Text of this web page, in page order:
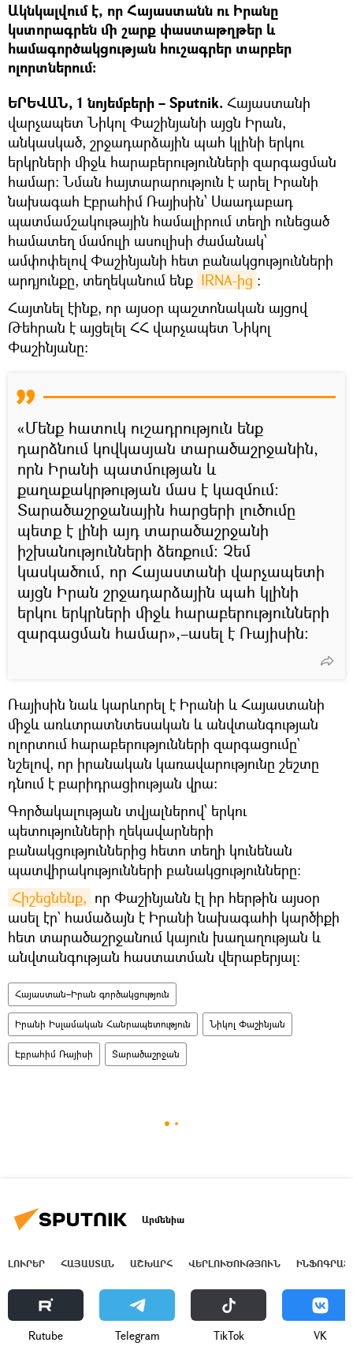
Ակնկալվում է, որ Հայաստանն ու Իրանը
կստորագրեն մի շարք փաստաթղթեր և
համագործակցության հուշագրեր տարբեր
ոլորտներում։
ԵՐԵՎԱՆ, 1 նոյեմբերի – Sputnik. Հայաստանի
վարչապետ Նիկոլ Փաշինյանի այցն Իրան,
անկասկած, շրջադարձային պահ կլինի երկու
երկրների միջև հարաբերությունների զարգացման
համար։ Նման հայտարարություն է արել Իրանի
նախագահ Էբրահիմ Ռայիսին՝ Սաադաբադ
պատմամշակութային համալիրում տեղի ունեցած
համատեղ մամուլի ասուլիսի ժամանակ՝
ամփոփելով Փաշինյանի հետ բանակցությունների
արդյունքը, տեղեկանում ենք IRNA-ից ։
Հայտնել էինք, որ այսօր պաշտոնական այցով
Թեհրան է այցելել ՀՀ վարչապետ Նիկոլ
Փաշինյանը։
«Մենք հատուկ ուշադրություն ենք
դարձնում կովկասյան տարածաշրջանին,
որն Իրանի պատմության և
քաղաքակրթության մաս է կազմում։
Տարածաշրջանային հարցերի լուծումը
պետք է լինի այդ տարածաշրջանի
իշխանությունների ձեռքում։ Չեմ
կասկածում, որ Հայաստանի վարչապետի
այցն Իրան շրջադարձային պահ կլինի
երկու երկրների միջև հարաբերությունների
զարգացման համար»,–ասել է Ռայիսին։
Ռայիսին նաև կարևորել է Իրանի և Հայաստանի
միջև առևտրատնտեսական և անվտանգության
ոլորտում հարաբերությունների զարգացումը`
նշելով, որ իրանական կառավարությունը շեշտը
դնում է բարիդրացիության վրա։
Գործակալության տվյալներով՝ երկու
պետությունների ղեկավարների
բանակցություններից հետո տեղի կունենան
պատվիրակությունների բանակցությունները։
Հիշեցնենք, որ Փաշինյանն էլ իր հերթին այսօր
ասել էր` համաձայն է Իրանի նախագահի կարծիքի
հետ տարածաշրջանում կայուն խաղաղության և
անվտանգության հաստատման վերաբերյալ։
Հայաստան–Իրան գործակցություն
Իրանի Իսլամական Հանրապետություն Նիկոլ Փաշինյան
Էբրահիմ Ռայիսի Տարածաշրջան
Արմենիա
ԼՈՒՐԵՐ ՀԱՅԱՍՏԱՆ ԱՇԽԱՐՀ ՎԵՐԼՈՒԾՈՒԹՅՈՒՆ
Rutube Telegram ТikТоk VK